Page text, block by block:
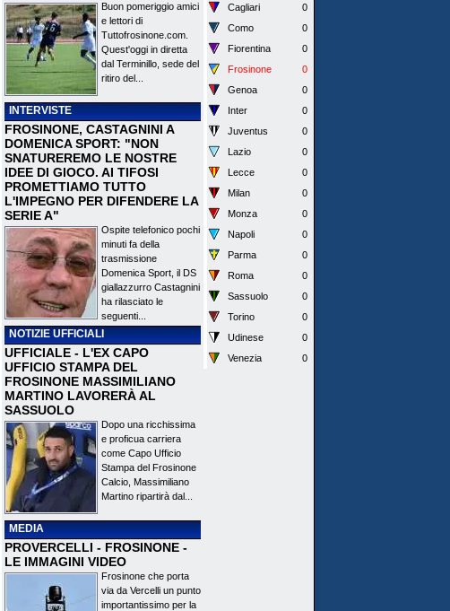
Buon pomeriggio amici
e lettori di
Tuttofrosinone.com.
Quest'oggi in diretta
dal Terminillo, sede del
ritiro del...
INTERVISTE
FROSINONE, CASTAGNINI A
DOMENICA SPORT: "NON
SNATUREREMO LE NOSTRE
IDEE DI GIOCO. AI TIFOSI
PROMETTIAMO TUTTO
L'IMPEGNO PER DIFENDERE LA
SERIE A"
Ospite telefonico pochi
minuti fa della
trasmissione
Domenica Sport, il DS
giallazzurro Castagnini
ha rilasciato le
seguenti...
NOTIZIE UFFICIALI
UFFICIALE - L'EX CAPO
UFFICIO STAMPA DEL
FROSINONE MASSIMILIANO
MARTINO LAVORERÀ AL
SASSUOLO
Dopo una ricchissima
e proficua carriera
come Capo Ufficio
Stampa del Frosinone
Calcio, Massimiliano
Martino ripartirà dal...
MEDIA
PROVERCELLI - FROSINONE -
LE IMMAGINI VIDEO
Frosinone che porta
via da Vercelli un punto
importantissimo per la
Cagliari
0
Como
0
Fiorentina
0
Frosinone
0
Genoa
0
Inter
0
Juventus
0
Lazio
0
Lecce
0
Milan
0
Monza
0
Napoli
0
Parma
0
Roma
0
Sassuolo
0
Torino
0
Udinese
0
Venezia
0